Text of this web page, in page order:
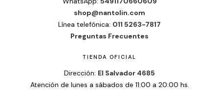
shop@nantolin.com
Línea telefónica: 011 5263-7817
Preguntas Frecuentes
TIENDA OFICIAL
Dirección: El Salvador 4685
Atención de lunes a sábados de 11:00 a 20:00 hs.